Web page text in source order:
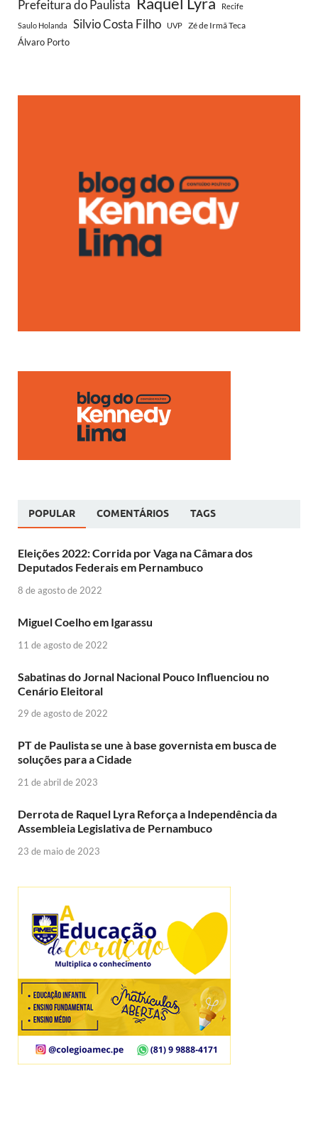
Prefeitura do Paulista Recife
Saulo Holanda Silvio Costa Filho UVP Zé de Irmã Teca
Álvaro Porto
POPULAR COMENTÁRIOS TAGS
Eleições 2022: Corrida por Vaga na Câmara dos
Deputados Federais em Pernambuco
8 de agosto de 2022
Miguel Coelho em Igarassu
11 de agosto de 2022
Sabatinas do Jornal Nacional Pouco Influenciou no
Cenário Eleitoral
29 de agosto de 2022
PT de Paulista se une à base governista em busca de
soluções para a Cidade
21 de abril de 2023
Derrota de Raquel Lyra Reforça a Independência da
Assembleia Legislativa de Pernambuco
23 de maio de 2023